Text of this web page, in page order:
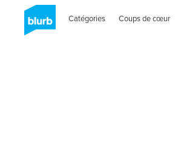
Catégories Coups de cœur